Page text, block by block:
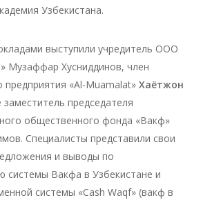
Узбекистана.
выступили учредитель ООО
Музаффар Хусниддинов, член
предприятия «Al-Muamalat» Хаётжон
заместитель председателя
общественного фонда «Вакф»
Специалисты представили свои
и выводы по
системы Вакфа в Узбекистане и
системы «Cash Waqf» (вакф в